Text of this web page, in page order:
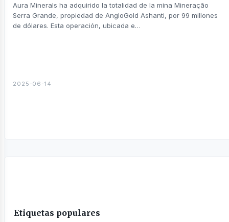
Aura Minerals ha adquirido la totalidad de la mina Mineração
Serra Grande, propiedad de AngloGold Ashanti, por 99 millones
de dólares. Esta operación, ubicada e…
2025-06-14
Etiquetas populares